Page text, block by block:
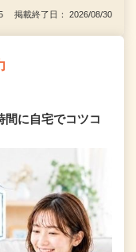
掲載終了日： 2026/08/30
間に自宅でコツコ